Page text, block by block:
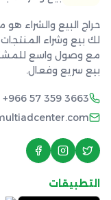
حراج البيع والشراء
لك بيع وشراء
مع وصول واسع
بيع سريع وفعال.
+966 57 359 3663
التطبيقات